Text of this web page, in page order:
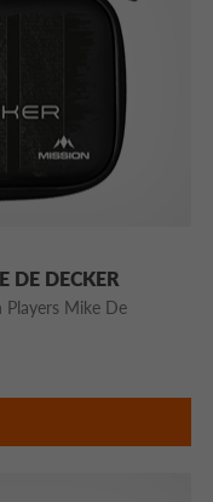
DE DECKER
Players Mike De